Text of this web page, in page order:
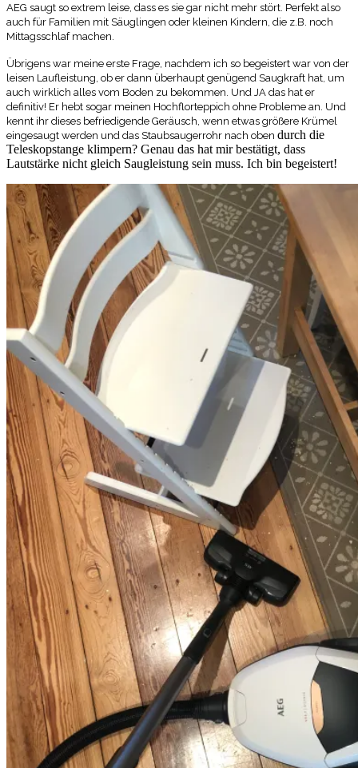
AEG saugt so extrem leise, dass es sie gar nicht mehr stört. Perfekt also
auch für Familien mit Säuglingen oder kleinen Kindern, die z.B. noch
Mittagsschlaf machen.
Übrigens war meine erste Frage, nachdem ich so begeistert war von der
leisen Laufleistung, ob er dann überhaupt genügend Saugkraft hat, um
auch wirklich alles vom Boden zu bekommen. Und JA das hat er
definitiv! Er hebt sogar meinen Hochflorteppich ohne Probleme an. Und
kennt ihr dieses befriedigende Geräusch, wenn etwas größere Krümel
eingesaugt werden und das Staubsaugerrohr nach oben durch die
Teleskopstange klimpern? Genau das hat mir bestätigt, dass
Lautstärke nicht gleich Saugleistung sein muss. Ich bin begeistert!